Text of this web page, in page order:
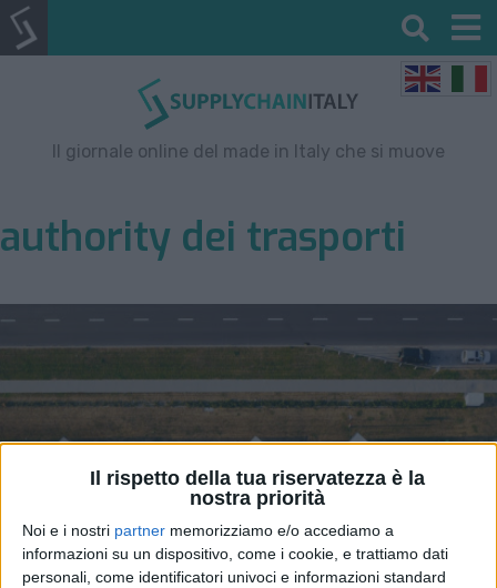
Il rispetto della tua riservatezza è la
nostra priorità
Noi e i nostri partner memorizziamo e/o accediamo a
informazioni su un dispositivo, come i cookie, e trattiamo dati
personali, come identificatori univoci e informazioni standard
Il giornale online del made in Italy che si muove
authority dei trasporti